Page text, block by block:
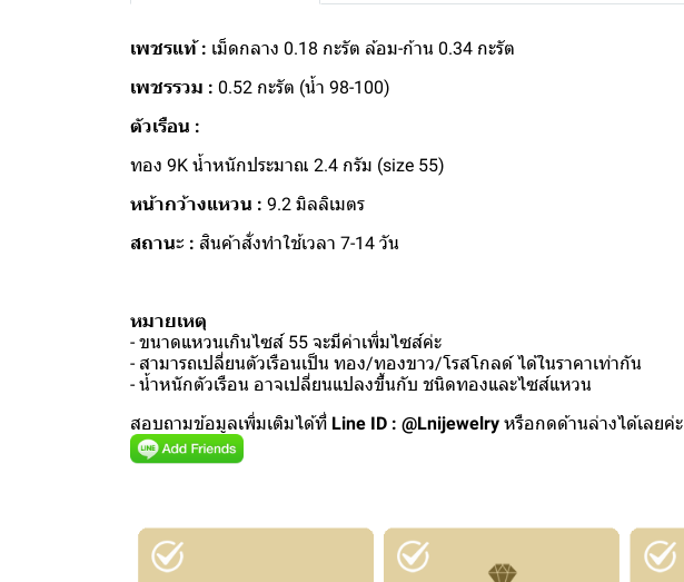
เพชรแท้ : เม็ดกลาง 0.18 กะรัต ล้อม-ก้าน 0.34 กะรัต
เพชรรวม : 0.52 กะรัต (น้ำ 98-100)
ตัวเรือน :
ทอง 9K น้ำหนักประมาณ 2.4 กรัม (size 55)
หน้ากว้างแหวน : 9.2 มิลลิเมตร
สถานะ : สินค้าสั่งทำใช้เวลา 7-14 วัน
หมายเหตุ
- ขนาดแหวนเกินไซส์ 55 จะมีค่าเพิ่มไซส์ค่ะ
- สามารถเปลี่ยนตัวเรือนเป็น ทอง/ทองขาว/โรสโกลด์ ได้ในราคาเท่ากัน
- น้ำหนักตัวเรือน อาจเปลี่ยนแปลงขึ้นกับ ชนิดทองและไซส์แหวน
สอบถามข้อมูลเพิ่มเติมได้ที่ Line ID : @Lnijewelry หรือกดด้านล่างได้เลยค่ะ